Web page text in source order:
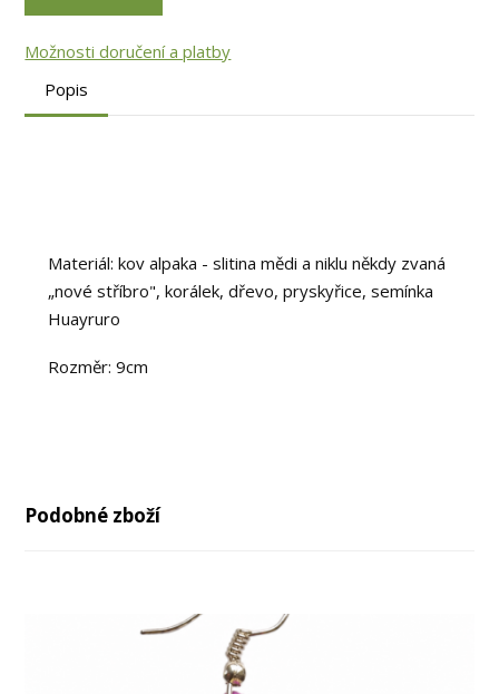
Možnosti doručení a platby
Popis
Materiál: kov alpaka - slitina mědi a niklu někdy zvaná
„nové stříbro", korálek, dřevo, pryskyřice, semínka
Huayruro
Rozměr: 9cm
Podobné zboží